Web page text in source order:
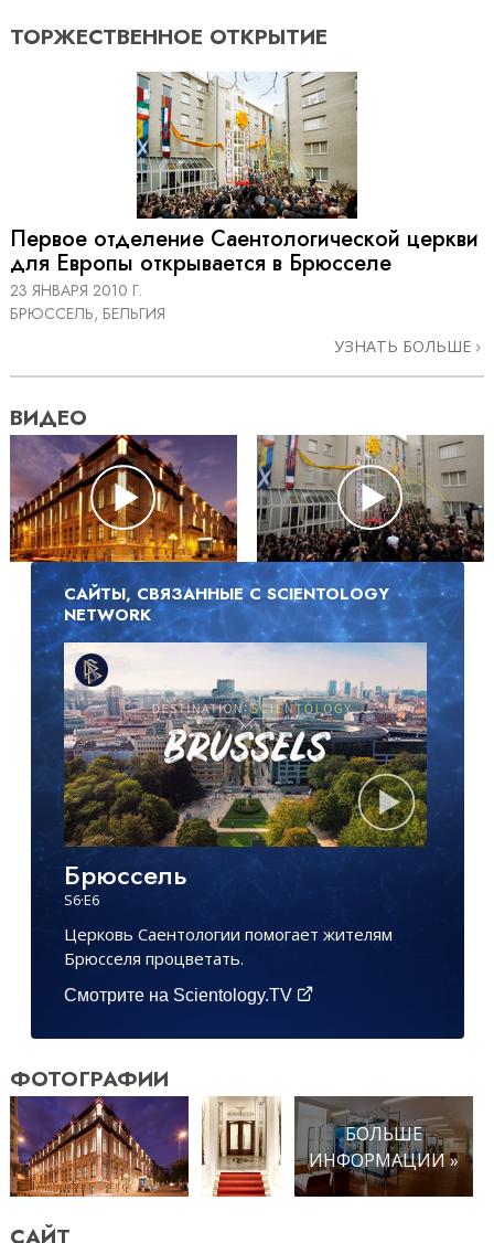
ТОРЖЕСТВЕННОЕ ОТКРЫТИЕ
Первое отделение Саентологической церкви
для Европы открывается в Брюсселе
23 ЯНВАРЯ 2010 Г.
БРЮССЕЛЬ, БЕЛЬГИЯ
УЗНАТЬ БОЛЬШЕ
ВИДЕО
САЙТЫ, СВЯЗАННЫЕ С SCIENTOLOGY
NETWORK
Брюссель
S6·E6
Церковь Саентологии помогает жителям
Брюсселя процветать.
Смотрите на Scientology.TV
ФОТОГРАФИИ
БОЛЬШЕ
ИНФОРМАЦИИ »